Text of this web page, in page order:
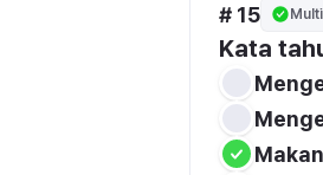
# 15
Kata